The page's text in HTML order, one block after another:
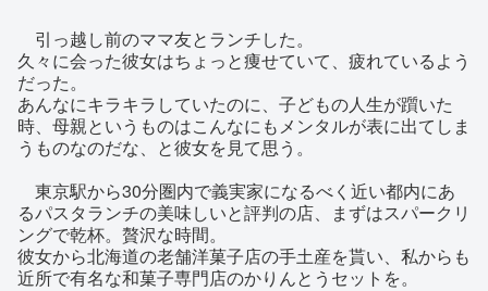
引っ越し前のママ友とランチした。
久々に会った彼女はちょっと痩せていて、疲れているよう
だった。
あんなにキラキラしていたのに、子どもの人生が躓いた
時、母親というものはこんなにもメンタルが表に出てしま
うものなのだな、と彼女を見て思う。
東京駅から30分圏内で義実家になるべく近い都内にあ
るパスタランチの美味しいと評判の店、まずはスパークリ
ングで乾杯。贅沢な時間。
彼女から北海道の老舗洋菓子店の手土産を貰い、私からも
近所で有名な和菓子専門店のかりんとうセットを。